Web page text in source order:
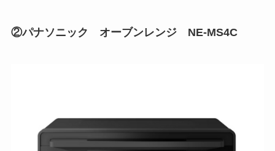
②パナソニック オーブンレンジ NE-MS4C